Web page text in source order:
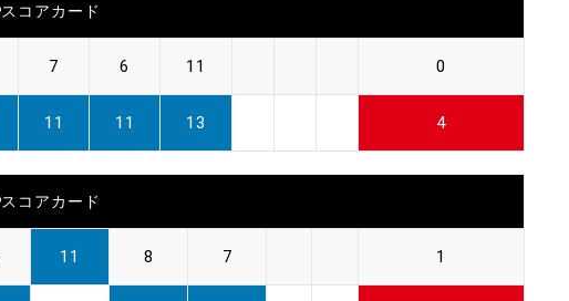
スコアカード
7 6 11 0
11 11 13 4
スコアカード
11 8 7 1